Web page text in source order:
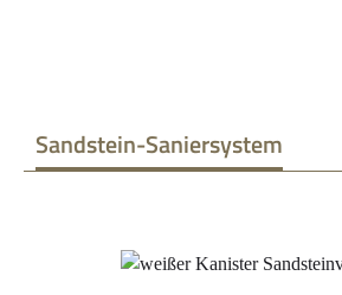
Sandstein-Saniersystem